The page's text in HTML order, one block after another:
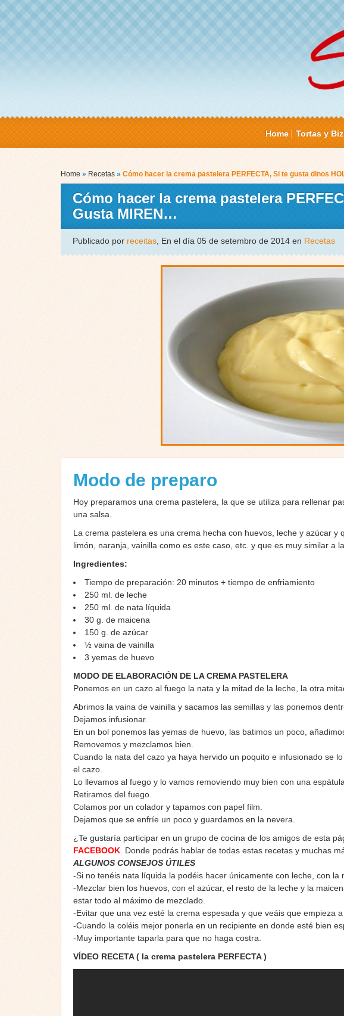
Home Tortas y
Home » Recetas » Cómo hacer la crema pastelera PERFECTA, Si te gusta dinos
Cómo hacer la crema pastelera
Gusta MIREN…
Publicado por receitas , En el día 05 de setembro de 2014 en Recetas
Modo de preparo
Hoy preparamos una crema pastelera, la que se utiliza para rellenar
una salsa.
La crema pastelera es una crema hecha con huevos, leche y azúcar
limón, naranja, vainilla como es este caso, etc. y que es muy similar a
Ingredientes:
Tiempo de preparación: 20 minutos + tiempo de enfriamiento
250 ml. de leche
250 ml. de nata líquida
30 g. de maicena
150 g. de azúcar
½ vaina de vainilla
3 yemas de huevo
MODO DE ELABORACIÓN DE LA CREMA PASTELERA
Ponemos en un cazo al fuego la nata y la mitad de la leche, la otra
Abrimos la vaina de vainilla y sacamos las semillas y las ponemos
Dejamos infusionar.
En un bol ponemos las yemas de huevo, las batimos un poco,
Removemos y mezclamos bien.
Cuando la nata del cazo ya haya hervido un poquito e infusionado se
el cazo.
Lo llevamos al fuego y lo vamos removiendo muy bien con una
Retiramos del fuego.
Colamos por un colador y tapamos con papel film.
Dejamos que se enfríe un poco y guardamos en la nevera.
¿Te gustaría participar en un grupo de cocina de los amigos de esta
FACEBOOK . Donde podrás hablar de todas estas recetas y muchas
ALGUNOS CONSEJOS ÚTILES
-Si no tenéis nata líquida la podéis hacer únicamente con leche, con la
-Mezclar bien los huevos, con el azúcar, el resto de la leche y la
estar todo al máximo de mezclado.
-Evitar que una vez esté la crema espesada y que veáis que empieza
-Cuando la coléis mejor ponerla en un recipiente en donde esté bien
-Muy importante taparla para que no haga costra.
VÍDEO RECETA ( la crema pastelera PERFECTA )